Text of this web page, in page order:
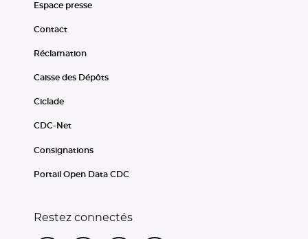
Espace presse
Contact
Réclamation
Caisse des Dépôts
Ciclade
CDC-Net
Consignations
Portail Open Data CDC
Restez connectés